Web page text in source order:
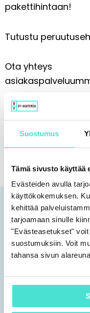
Suostumus
Tämä sivusto käyttää
Evästeiden avulla
käyttökokemuksen.
kehittää
tarjoamaan sinulle
"Evästeasetukset"
suostumuksiin. Voit
tahansa sivun
pakettihintaan!
Tutustu
Ota yhteys
Jaa somessa:
Tutustu myös